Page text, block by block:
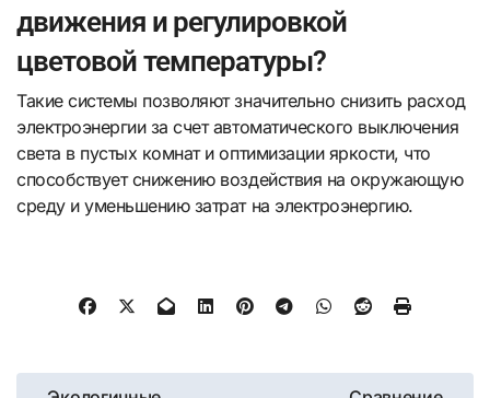
движения и регулировкой
цветовой температуры?
Такие системы позволяют значительно снизить расход
электроэнергии за счет автоматического выключения
света в пустых комнат и оптимизации яркости, что
способствует снижению воздействия на окружающую
среду и уменьшению затрат на электроэнергию.
Навигация